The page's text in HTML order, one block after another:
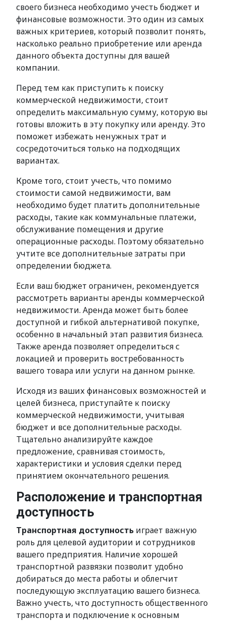
своего бизнеса необходимо учесть бюджет и
финансовые возможности. Это один из самых
важных критериев, который позволит понять,
насколько реально приобретение или аренда
данного объекта доступны для вашей
компании.
Перед тем как приступить к поиску
коммерческой недвижимости, стоит
определить максимальную сумму, которую вы
готовы вложить в эту покупку или аренду. Это
поможет избежать ненужных трат и
сосредоточиться только на подходящих
вариантах.
Кроме того, стоит учесть, что помимо
стоимости самой недвижимости, вам
необходимо будет платить дополнительные
расходы, такие как коммунальные платежи,
обслуживание помещения и другие
операционные расходы. Поэтому обязательно
учтите все дополнительные затраты при
определении бюджета.
Если ваш бюджет ограничен, рекомендуется
рассмотреть варианты аренды коммерческой
недвижимости. Аренда может быть более
доступной и гибкой альтернативой покупке,
особенно в начальный этап развития бизнеса.
Также аренда позволяет определиться с
локацией и проверить востребованность
вашего товара или услуги на данном рынке.
Исходя из ваших финансовых возможностей и
целей бизнеса, приступайте к поиску
коммерческой недвижимости, учитывая
бюджет и все дополнительные расходы.
Тщательно анализируйте каждое
предложение, сравнивая стоимость,
характеристики и условия сделки перед
принятием окончательного решения.
Расположение и транспортная
доступность
Транспортная доступность играет важную
роль для целевой аудитории и сотрудников
вашего предприятия. Наличие хорошей
транспортной развязки позволит удобно
добираться до места работы и облегчит
последующую эксплуатацию вашего бизнеса.
Важно учесть, что доступность общественного
транспорта и подключение к основным